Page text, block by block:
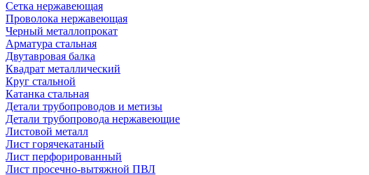
Сетка нержавеющая
Проволока нержавеющая
Черный металлопрокат
Арматура стальная
Двутавровая балка
Квадрат металлический
Круг стальной
Катанка стальная
Детали трубопроводов и метизы
Детали трубопровода нержавеющие
Листовой металл
Лист горячекатаный
Лист перфорированный
Лист просечно-вытяжной ПВЛ